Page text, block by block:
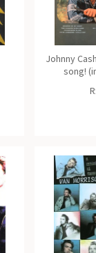
Johnny
song!